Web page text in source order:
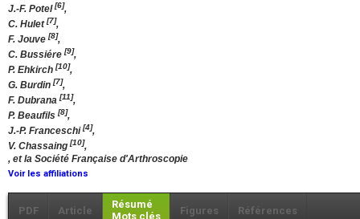
J.-F. Potel[6],
C. Hulet[7],
F. Jouve [8],
C. Bussiére [9],
P. Ehkirch [10],
G. Burdin [7],
F. Dubrana [11],
P. Beaufils [8],
J.-P. Franceschi[4],
V. Chassaing [10],
, et la Société Française d'Arthroscopie
Voir les affiliations
PDF Article
Résumé
Mots clés
Figures Références